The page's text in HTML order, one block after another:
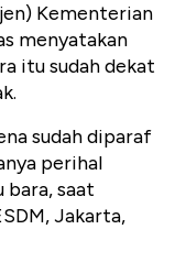
Kementerian
menyatakan
itu sudah dekat
sudah diparaf
perihal
bara, saat
Jakarta,